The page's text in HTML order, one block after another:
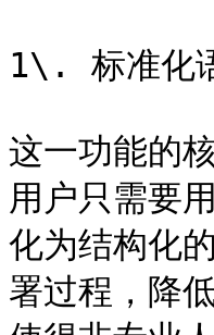
1\. 标准化
这一功能的
用户只需要
化为结构化
署过程，降